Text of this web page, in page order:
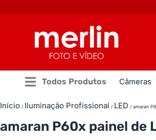
Todos Produtos Câmeras
Início / Iluminação Profissional / LED / amaran
amaran P60x painel de